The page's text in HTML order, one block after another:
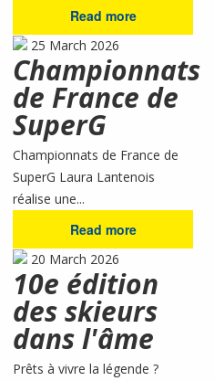
Read more
25 March 2026
Championnats
de France de
SuperG
Championnats de France de
SuperG Laura Lantenois
réalise une...
Read more
20 March 2026
10e édition
des skieurs
dans l'âme
Prêts à vivre la légende ?